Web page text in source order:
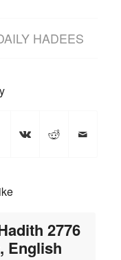
HADEES
2776
English